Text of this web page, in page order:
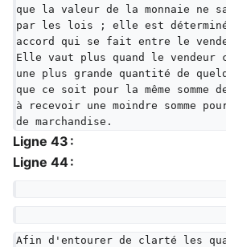
que la valeur de la monnaie ne
par les lois ; elle est
accord qui se fait entre le
Elle vaut plus quand le vendeur
une plus grande quantité de
que ce soit pour la même somme
à recevoir une moindre somme
de marchandise.
Ligne 43 :
Ligne 44 :
Afin d'entourer de clarté les